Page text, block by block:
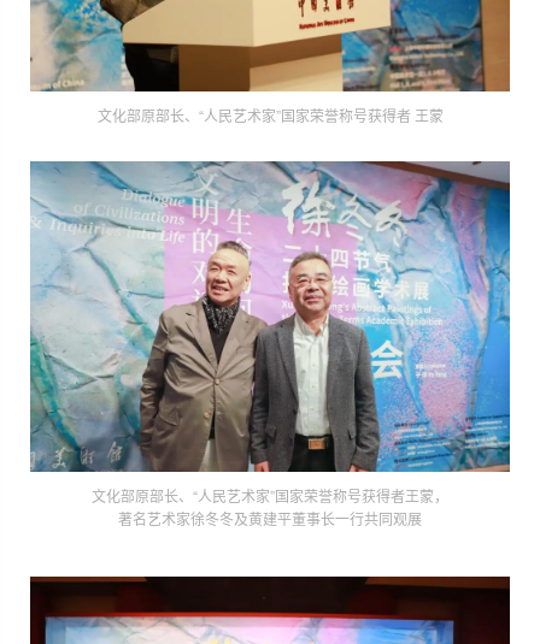
文化部原部长、“人民艺术家”国家荣誉称号获得者 王蒙
文化部原部长、“人民艺术家”国家荣誉称号获得者王蒙，
著名艺术家徐冬冬及黄建平董事长一行共同观展